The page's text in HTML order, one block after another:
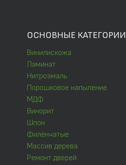
ОСНОВНЫЕ КАТЕГОРИИ
Винилискожа
Ламинат
Нитроэмаль
Порошковое напыление
МДФ
Винорит
Шпон
Филёнчатые
Массив дерева
Ремонт дверей